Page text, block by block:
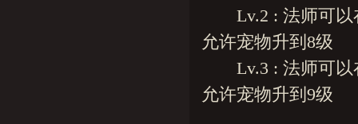
Lv.2 : 法师可以
允许宠物升到8级
Lv.3 : 法师可以
允许宠物升到9级